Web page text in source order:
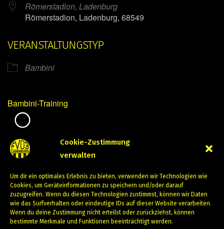
Cookie-Zustimmung
verwalten
Um dir ein optimales Erlebnis zu bieten, verwenden wir Technologien wie
Cookies, um Geräteinformationen zu speichern und/oder darauf
zuzugreifen. Wenn du diesen Technologien zustimmst, können wir Daten
wie das Surfverhalten oder eindeutige IDs auf dieser Website verarbeiten.
Wenn du deine Zustimmung nicht erteilst oder zurückziehst, können
bestimmte Merkmale und Funktionen beeinträchtigt werden.
Römerstadion, Ladenburg
Römerstadion, Ladenburg, 68549
VERANSTALTUNGSTYP
Bambini
Bambini-Training
Mai 15, 2024
PREVIOUS